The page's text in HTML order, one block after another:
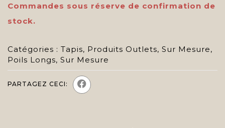
Commandes sous réserve de confirmation de
stock.
Catégories : Tapis, Produits Outlets, Sur Mesure,
Poils Longs, Sur Mesure
PARTAGEZ CECI: